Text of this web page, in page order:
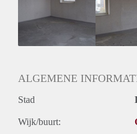
ALGEMENE
Stad
Wijk/buurt: